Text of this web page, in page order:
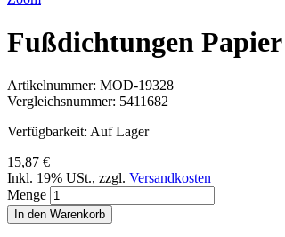
Fußdichtungen
Artikelnummer: MOD-19328
Vergleichsnummer: 5411682
Verfügbarkeit: Auf Lager
15,87 €
Inkl. 19% USt., zzgl. Versandkosten
Menge
In den Warenkorb